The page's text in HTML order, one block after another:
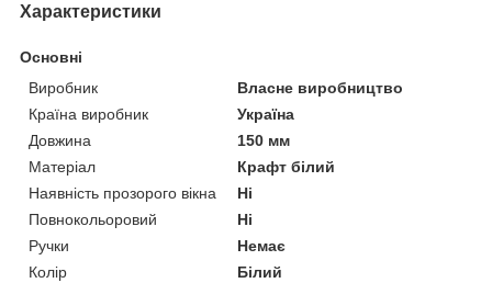
Характеристики
Основні
Виробник
Власне виробництво
Країна виробник
Україна
Довжина
150 мм
Матеріал
Крафт білий
Наявність прозорого вікна
Ні
Повнокольоровий
Ні
Ручки
Немає
Колір
Білий